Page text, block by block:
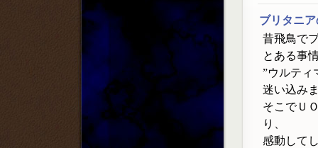
ブリタニ
昔飛鳥で
とある事
”ウルティ
迷い込み
そこでＵ
り、
感動して